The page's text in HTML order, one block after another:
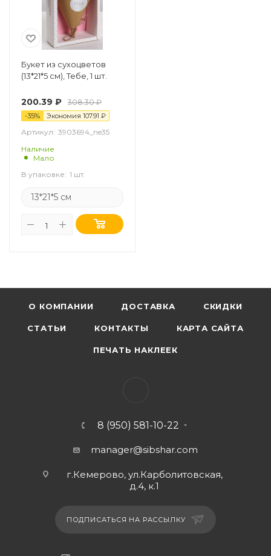
Букет из сухоцветов
(13*21*5 см), Тебе, 1 шт.
200.39 ₽ 308.30₽
-35% Экономия 107.91 ₽
Артикул: 3903694_ne35
Наличие
Мало
В упаковке: 1 шт.
13*21*5 см
О КОМПАНИИ ДОСТАВКА СКИДКИ
СТАТЬИ КОНТАКТЫ КАРТА САЙТА
ПЕЧАТЬ НАКЛЕЕК
8 (950) 581-10-22
manager@sibshar.com
г.Кемерово, ул.Карболитовская,
д.4, к.1
ПОДПИСАТЬСЯ НА РАССЫЛКУ